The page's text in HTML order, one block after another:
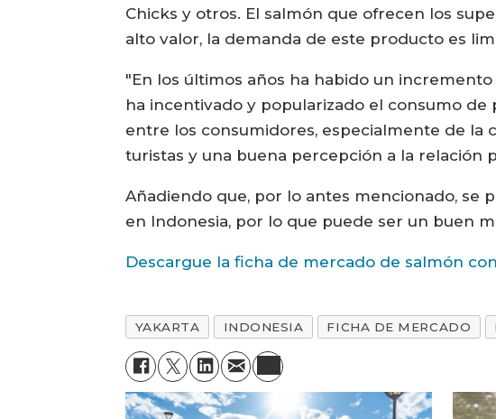
Chicks y otros. El salmón que ofrecen los
alto valor, la demanda de este producto es
"En los últimos años ha habido un
ha incentivado y popularizado el consumo
entre los consumidores, especialmente de la
turistas y una buena percepción a la relación
Añadiendo que, por lo antes mencionado, se
en Indonesia, por lo que puede ser un buen
Descargue la ficha de mercado de salmón
YAKARTA INDONESIA FICHA DE MERCADO